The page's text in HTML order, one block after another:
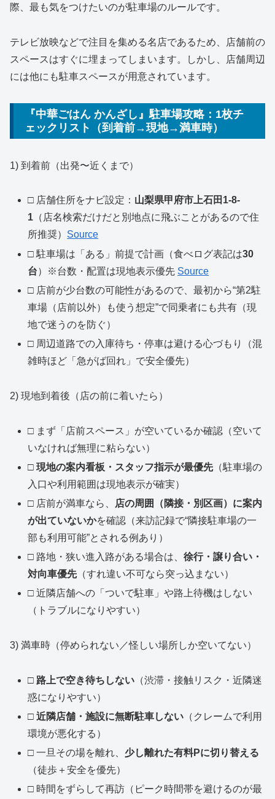
際、最も気をつけたいのが駐車場のルールです。
テレビ放映などで注目を集める名店であるため、店舗前の
スペースはすぐに埋まってしまいます。しかし、店舗周辺
には他にも駐車スペースが用意されています。
『中華ごはん かんざし』駐車場攻略：1枚チ
ェックリスト（到着前→現地→満車時）
1) 到着前（出発〜近くまで）
□ 店舗住所をナビ設定： 山梨県甲府市上石田1-8-
1 （店名検索だけだと別地点に飛ぶことがあるので住
所推奨） Source
□ 駐車場は「ある」前提で計画（食べログ表記は30
台）※台数・配置は現地表示優先 Source
□ 店前が少台数の可能性があるので、最初から“第2駐
車場（店前以外）も使う想定”で同乗者にも共有（現
地で迷うのを防ぐ）
□ 周辺道路での入庫待ち・停車は避ける心づもり（混
雑時ほど「急がば回れ」で安全優先）
2) 現地到着後（店の前に着いたら）
□ まず「店前スペース」が空いているか確認（空いて
いなければ無理に粘らない）
□現地の案内看板・スタッフ指示が最優先（駐車場の
入口や利用範囲は現地表示が確実）
□ 店前が満車なら、
店の周囲（隣接・別区画）に案内
が出ていないかを確認（来訪記録で“隣接駐車場の一
部も利用可能”とされる例あり）
□ 路地・狭い進入路がある場合は、徐行・譲り合い・
対向車優先（すれ違い不可なら突っ込まない）
□ 近隣店舗への「ついで駐車」や路上待機はしない
（トラブルになりやすい）
3) 満車時（停められない／怪しい場所しか空いてない）
□ 路上で空き待ちしない （渋滞・接触リスク・近隣迷
惑になりやすい）
□近隣店舗・施設に無断駐車しない （クレームで利用
環境が悪化する）
□ 一旦その場を離れ、 少し離れた有料Pに切り替える
（徒歩＋安全を優先）
□ 時間をずらして再訪（ピーク時間帯を避けるのが最